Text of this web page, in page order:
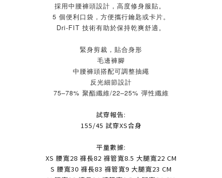
採用中腰褲頭設計，高度修身服貼。
5 個便利口袋，方便攜行鑰匙或卡片。
Dri-FIT 技術有助於保持乾爽舒適。
緊身剪裁，貼合身形
毛邊褲腳
中腰褲頭搭配可調整抽繩
反光細節設計
75–78% 聚酯纖維/22–25% 彈性纖維
試穿報告:
155/45 試穿XS合身
平量數據:
XS 腰寬28 褲長82 褲管寬8.5 大腿寬22 CM
S 腰寬30 褲長83 褲管寬9 大腿寬23 CM